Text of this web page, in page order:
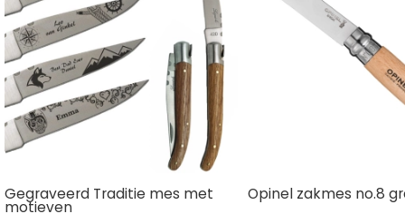
Gegraveerd Traditie mes met
motieven
Opinel zakmes no.8